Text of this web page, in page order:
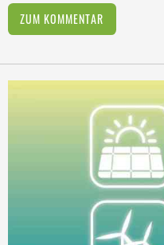
ZUM KOMMENTAR